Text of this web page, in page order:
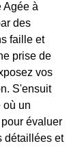
Agée à
des
faille et
prise de
vos
S'ensuit
où un
évaluer
détaillées et